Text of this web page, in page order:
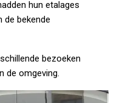
hun etalages
de bekende
bezoeken
de omgeving.